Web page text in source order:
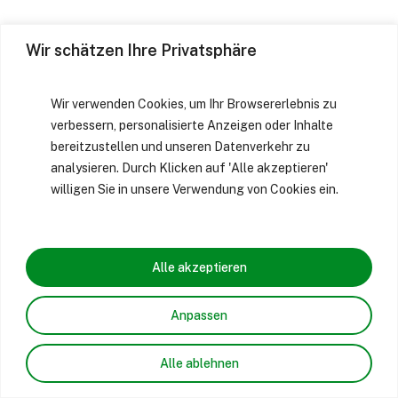
Wir schätzen Ihre Privatsphäre
Wir verwenden Cookies, um Ihr Browsererlebnis zu
verbessern, personalisierte Anzeigen oder Inhalte
bereitzustellen und unseren Datenverkehr zu
analysieren. Durch Klicken auf 'Alle akzeptieren'
willigen Sie in unsere Verwendung von Cookies ein.
Anpassen
Alle ablehnen
Alle akzeptieren